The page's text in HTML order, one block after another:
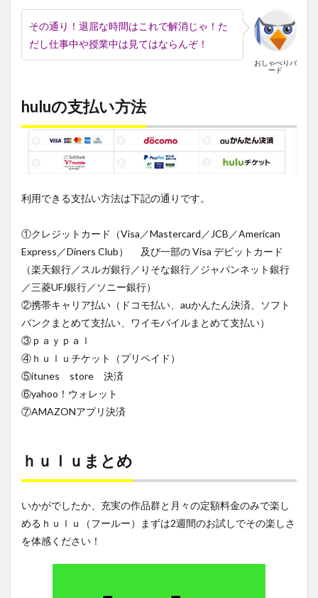
おしゃべりバ
ード
その通り！退屈な時間はこれで解消じゃ！た
だし仕事中や授業中は見てはならんぞ！
huluの支払い方法
利用できる支払い方法は下記の通りです。
①クレジットカード（Visa／Mastercard／JCB／American
Express／Diners Club） 及び一部の Visa デビットカード
（楽天銀行／スルガ銀行／りそな銀行／ジャパンネット銀行
／三菱UFJ銀行／ソニー銀行）
②携帯キャリア払い（ドコモ払い、auかんたん決済、ソフト
バンクまとめて支払い、ワイモバイルまとめて支払い）
③ｐａｙｐａｌ
④ｈｕｌｕチケット（プリペイド）
⑤itunes store 決済
⑥yahoo！ウォレット
⑦AMAZONアプリ決済
ｈｕｌｕまとめ
いかがでしたか、充実の作品群と月々の定額料金のみで楽し
めるｈｕｌｕ（フールー）まずは2週間のお試しでその楽しさ
を体感ください！